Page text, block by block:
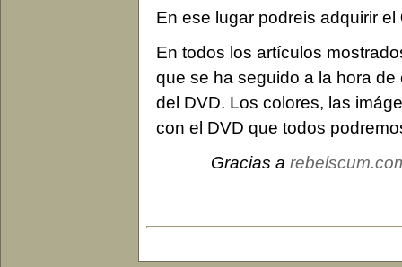
En ese lugar podreis adquirir el
En todos los artículos
que se ha seguido a la hora
del DVD. Los colores, las
con el DVD que todos
Gracias a